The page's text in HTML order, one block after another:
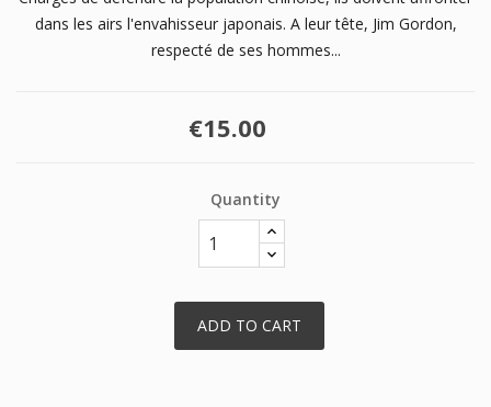
dans les airs l'envahisseur japonais. A leur tête, Jim Gordon,
respecté de ses hommes...
€15.00
Quantity
ADD TO CART